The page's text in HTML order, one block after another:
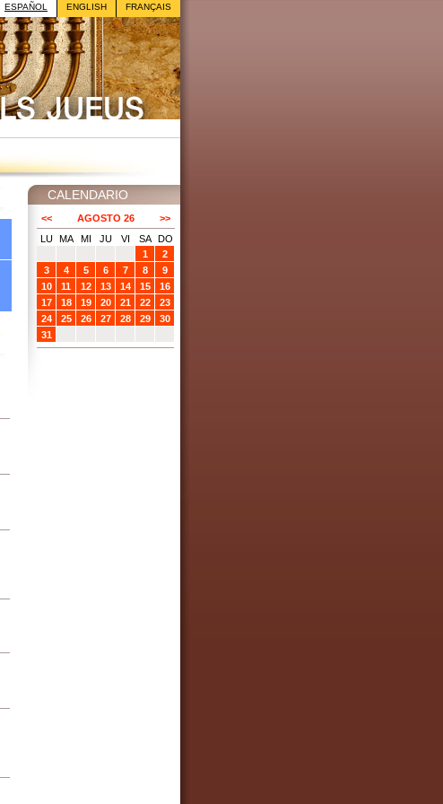
ESPAÑOL ENGLISH FRANÇAIS
CALENDARIO
<< AGOSTO 26
>>
LU MA MI JU VI SA DO
1
2
3
4 5 6 7 8
9
10
11 12 13 14 15
16
17
18 19 20 21 22
23
24
25 26 27 28 29
30
31